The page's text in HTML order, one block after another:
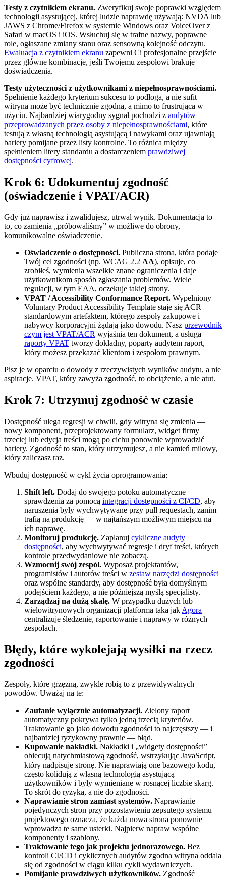
Testy z czytnikiem ekranu. Zweryfikuj swoje poprawki względem
technologii asystującej, której ludzie naprawdę używają: NVDA lub
JAWS z Chrome/Firefox w systemie Windows oraz VoiceOver z
Safari w macOS i iOS. Wsłuchuj się w trafne nazwy, poprawne
role, ogłaszane zmiany stanu oraz sensowną kolejność odczytu.
Ewaluacja z czytnikiem ekranu zapewni Ci profesjonalne przejście
przez główne kombinacje, jeśli Twojemu zespołowi brakuje
doświadczenia.
Testy użyteczności z użytkownikami z niepełnosprawnościami.
Spełnienie każdego kryterium sukcesu to podłoga, a nie sufit —
witryna może być technicznie zgodna, a mimo to frustrująca w
użyciu. Najbardziej wiarygodny sygnał pochodzi z audytów
przeprowadzanych przez osoby z niepełnosprawnościami, które
testują z własną technologią asystującą i nawykami oraz ujawniają
bariery pomijane przez listy kontrolne. To różnica między
spełnieniem litery standardu a dostarczeniem prawdziwej
dostępności cyfrowej.
Krok 6: Udokumentuj zgodność
(oświadczenie i VPAT/ACR)
Gdy już naprawisz i zwalidujesz, utrwal wynik. Dokumentacja to
to, co zamienia „próbowaliśmy” w możliwe do obrony,
komunikowalne oświadczenie.
Oświadczenie o dostępności. Publiczna strona, która podaje
Twój cel zgodności (np. WCAG 2.2 AA), opisuje, co
zrobiłeś, wymienia wszelkie znane ograniczenia i daje
użytkownikom sposób zgłaszania problemów. Wiele
regulacji, w tym EAA, oczekuje takiej strony.
VPAT / Accessibility Conformance Report. Wypełniony
Voluntary Product Accessibility Template staje się ACR —
standardowym artefaktem, którego zespoły zakupowe i
nabywcy korporacyjni żądają jako dowodu. Nasz przewodnik
czym jest VPAT/ACR wyjaśnia ten dokument, a usługa
raporty VPAT tworzy dokładny, poparty audytem raport,
który możesz przekazać klientom i zespołom prawnym.
Pisz je w oparciu o dowody z rzeczywistych wyników audytu, a nie
aspiracje. VPAT, który zawyża zgodność, to obciążenie, a nie atut.
Krok 7: Utrzymuj zgodność w czasie
Dostępność ulega regresji w chwili, gdy witryna się zmienia —
nowy komponent, przeprojektowany formularz, widget firmy
trzeciej lub edycja treści mogą po cichu ponownie wprowadzić
bariery. Zgodność to stan, który utrzymujesz, a nie kamień milowy,
który zaliczasz raz.
Wbuduj dostępność w cykl życia oprogramowania:
Shift left. Dodaj do swojego potoku automatyczne
sprawdzenia za pomocą integracji dostępności z CI/CD, aby
naruszenia były wychwytywane przy pull requestach, zanim
trafią na produkcję — w najtańszym możliwym miejscu na
ich naprawę.
Monitoruj produkcję. Zaplanuj cykliczne audyty
dostępności, aby wychwytywać regresje i dryf treści, których
kontrole przedwydaniowe nie zobaczą.
Wzmocnij swój zespół. Wyposaż projektantów,
programistów i autorów treści w zestaw narzędzi dostępności
oraz wspólne standardy, aby dostępność była domyślnym
podejściem każdego, a nie późniejszą myślą specjalisty.
Zarządzaj na dużą skalę. W przypadku dużych lub
wielowitrynowych organizacji platforma taka jak Agora
centralizuje śledzenie, raportowanie i naprawy w różnych
zespołach.
Błędy, które wykolejają wysiłki na rzecz
zgodności
Zespoły, które grzęzną, zwykle robią to z przewidywalnych
powodów. Uważaj na te:
Zaufanie wyłącznie automatyzacji. Zielony raport
automatyczny pokrywa tylko jedną trzecią kryteriów.
Traktowanie go jako dowodu zgodności to najczęstszy — i
najbardziej ryzykowny prawnie — błąd.
Kupowanie nakładki. Nakładki i „widgety dostępności”
obiecują natychmiastową zgodność, wstrzykując JavaScript,
który nadpisuje stronę. Nie naprawiają one bazowego kodu,
często kolidują z własną technologią asystującą
użytkowników i były wymieniane w rosnącej liczbie skarg.
To skrót do ryzyka, a nie do zgodności.
Naprawianie stron zamiast systemów. Naprawianie
pojedynczych stron przy pozostawieniu zepsutego systemu
projektowego oznacza, że każda nowa strona ponownie
wprowadza te same usterki. Najpierw napraw wspólne
komponenty i szablony.
Traktowanie tego jak projektu jednorazowego. Bez
kontroli CI/CD i cyklicznych audytów zgodna witryna oddala
się od zgodności w ciągu kilku cykli wydawniczych.
Pomijanie prawdziwych użytkowników. Zgodność